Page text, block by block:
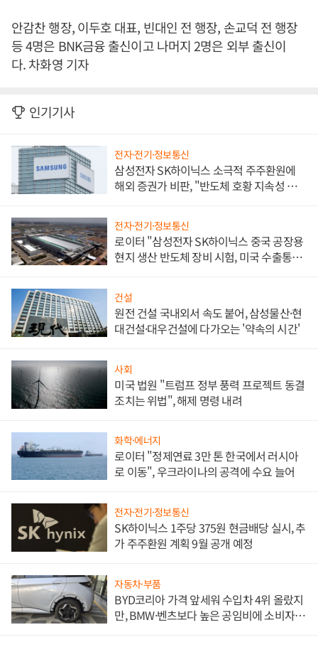
안감찬 행장, 이두호 대표, 빈대인 전 행장, 손교덕 전 행장
등 4명은 BNK금융 출신이고 나머지 2명은 외부 출신이
다. 차화영 기자
인기기사
전자·전기·정보통신
삼성전자 SK하이닉스 소극적 주주환원에
해외 증권가 비판, "반도체 호황 지속성 의
전자·전기·정보통신
로이터 "삼성전자 SK하이닉스 중국 공장용
현지 생산 반도체 장비 시험, 미국 수출통제
건설
원전 건설 국내외서 속도 붙어, 삼성물산·현
대건설·대우건설에 다가오는 '약속의 시간'
사회
미국 법원 "트럼프 정부 풍력 프로젝트 동결
조치는 위법", 해제 명령 내려
화학·에너지
로이터 "정제연료 3만 톤 한국에서 러시아
로 이동", 우크라이나의 공격에 수요 늘어
전자·전기·정보통신
SK하이닉스 1주당 375원 현금배당 실시, 추
가 주주환원 계획 9월 공개 예정
자동차·부품
BYD코리아 가격 앞세워 수입차 4위 올랐지
만, BMW·벤츠보다 높은 공임비에 소비자